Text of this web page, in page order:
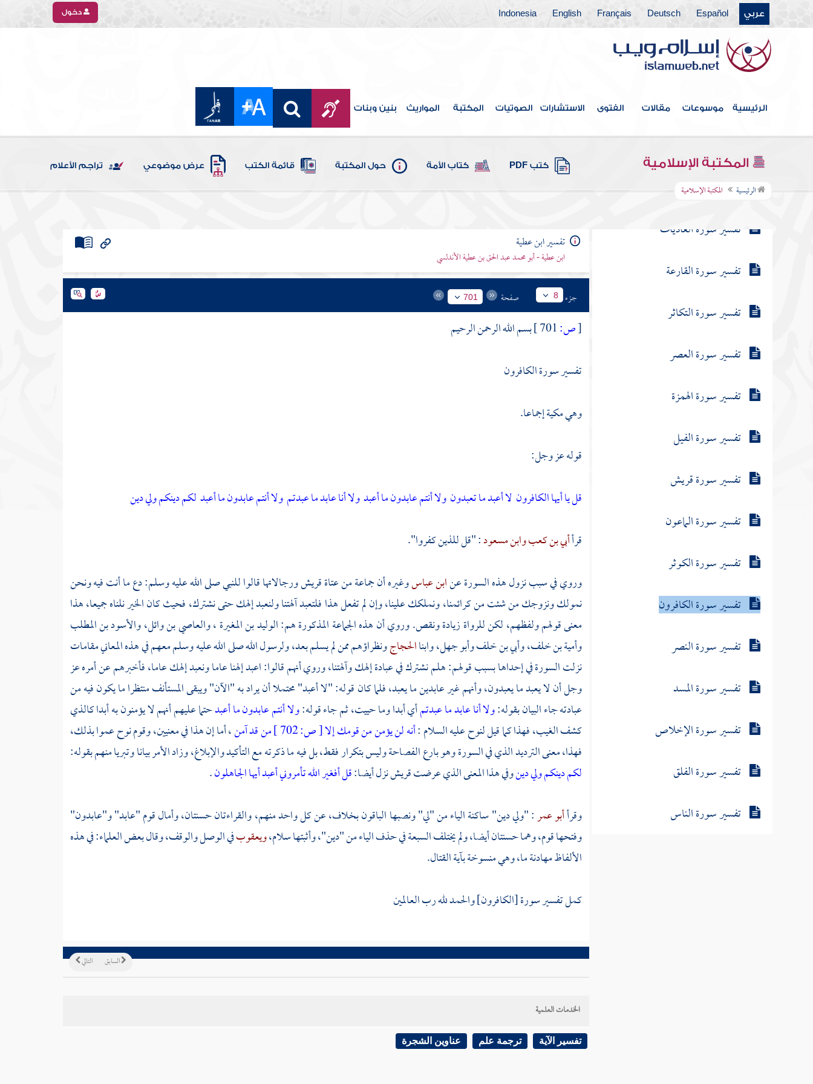
عربي Español
Deutsch
Français
English
Indonesia دخول
الرئيسية موسوعات مقالات الفتوى الاستشارات الصوتيات المكتبة المواريث بنين وبنات
المكتبة الإسلامية كتب PDF كتاب الأمة حول المكتبة قائمة الكتب عرض موضوعي تراجم الأعلام
الرئيسية المكتبة الإسلامية
تفسير سورة التين
تفسير سورة العلق
تفسير سورة القدر
تفسير سورة لم يكن
تفسير سورة الزلزلة
تفسير سورة العاديات
تفسير سورة القارعة
تفسير سورة التكاثر
تفسير سورة العصر
تفسير سورة الهمزة
تفسير سورة الفيل
تفسير سورة قريش
تفسير سورة الماعون
تفسير سورة الكوثر
تفسير سورة الكافرون
تفسير سورة النصر
تفسير سورة المسد
تفسير سورة الإخلاص
تفسير سورة الفلق
تفسير سورة الناس
تفسير ابن عطية
ابن عطية - أبو محمد عبد الحق بن عطية الأندلسي
جزء 8 صفحة 701
[ص:
بسم الله الرحمن الرحيم
تفسير سورة الكافرون
وهي مكية إجماعا.
قوله عز وجل:
قل يا أيها الكافرون لا أعبد ما تعبدونولا أنتم عابدون ما أعبدولا أنا عابد ما عبدتمولا أنتم عابدون ما أعبدلكم دينكم ولي دين
قرأأبي بن كعبوابن مسعود: "قل للذين كفروا".
وروي في سبب نزول هذه السورة عنابن عباسوغيره أن جماعة من عتاةقريشورجالاتها قالوا للنبي صلى الله عليه وسلم: دع ما أنت فيه ونحن
نمولك ونزوجك من شئت من كرائمنا، ونملكك علينا، وإن لم تفعل هذا فلتعبد آلهتنا ولنعبد إلهك حتى نشترك، فحيث كان الخير نلناه جميعا، هذا
معنى قولهم ولفظهم، لكن للرواة زيادة ونقص. وروي أن هذه الجماعة المذكورة هم:الوليد بن المغيرة،والعاصي بن وائل،والأسود بن المطلب
وأمية بن خلف،وأبي بن خلفوأبو جهل،وابناالحجاجونظراؤهم ممن لم يسلم بعد، ولرسول الله صلى الله عليه وسلم معهم في هذه المعاني مقامات
نزلت السورة في إحداها بسبب قولهم: هلم نشترك في عبادة إلهك وآلهتنا، وروي أنهم قالوا: اعبد إلهنا عاما ونعبد إلهك عاما، فأخبرهم عن أمره عز
وجل أن لا يعبد ما يعبدون، وأنهم غير عابدين ما يعبد، فلما كان قوله: "لا أعبد" محتملا أن يراد به "الآن" ويبقى المستأنف منتظرا ما يكون فيه من
عبادته جاء البيان بقوله:ولا أنا عابد ما عبدتمأي أبدا وما حييت، ثم جاء قوله:ولا أنتم عابدون ما أعبدحتما عليهم أنهم لا يؤمنون به أبدا كالذي
كشف الغيب، فهذا كما قيللنوحعليه السلام :أنه لن يؤمن من قومك إلا[ص: من قد آمن، أما إن هذا في معنيين، وقومنوحعموا بذلك،
فهذا، معنى الترديد الذي في السورة وهو بارع الفصاحة وليس بتكرار فقط، بل فيه ما ذكرته مع التأكيد والإبلاغ، وزاد الأمر بيانا وتبريا منهم بقوله:
لكم دينكم ولي دينوفي هذا المعنى الذي عرضتقريشنزل أيضا:قل أفغير الله تأمروني أعبد أيها الجاهلون.
وقرأأبو عمر: "ولي دين" ساكنة الياء من "لي" ونصبها الباقون بخلاف، عن كل واحد منهم، والقراءتان حسنتان، وأمال قوم "عابد" و"عابدون"
وفتحها قوم، وهما حسنتان أيضا، ولم يختلف السبعة في حذف الياء من "دين"، وأثبتهاسلام،ويعقوبفي الوصل والوقف، وقال بعض العلماء: في هذه
الألفاظ مهادنة ما، وهي منسوخة بآية القتال.
كمل تفسير سورة [الكافرون] والحمد لله رب العالمين
التالي السابق
الخدمات العلمية
تفسير الآية ترجمة علم عناوين الشجرة